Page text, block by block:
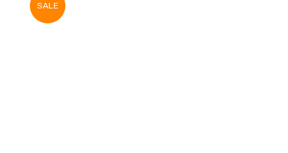
SALE